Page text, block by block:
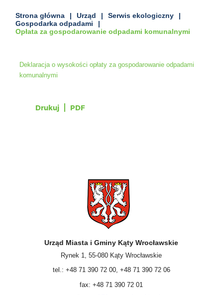
Strona główna Urząd
Serwis ekologiczny
Gospodarka odpadami
Opłata za gospodarowanie odpadami komunalnymi
Deklaracja o wysokości opłaty za gospodarowanie odpadami
komunalnymi
Drukuj PDF
Urząd Miasta i Gminy Kąty Wrocławskie
Rynek 1, 55-080 Kąty Wrocławskie
tel.: +48 71 390 72 00, +48 71 390 72 06
fax: +48 71 390 72 01